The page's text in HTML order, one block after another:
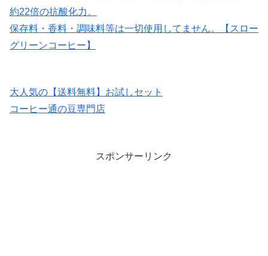
約22倍の抗酸化力。
保存料・香料・調味料等は一切使用してません。【スロー
グリーンコーヒー】
大人気の【送料無料】お試しセット
コーヒー通の豆専門店
スポンサーリンク